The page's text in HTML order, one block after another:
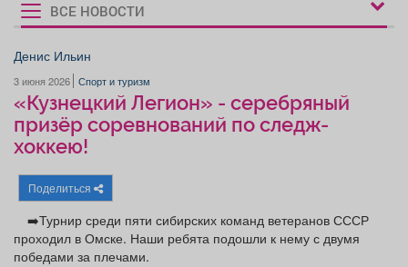
Работа Компании
Афиша
Рукбрики
новостей
ВСЕ НОВОСТИ
Денис Ильин
3 июня 2026 Спорт и туризм
«Кузнецкий Легион» - серебряный
призёр соревнований по следж-
хоккею!
Поделиться
➡️Турнир среди пяти сибирских команд ветеранов СССР
проходил в Омске. Наши ребята подошли к нему с двумя
победами за плечами.